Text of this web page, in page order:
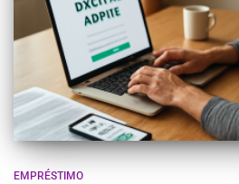
EMPRÉSTIMO